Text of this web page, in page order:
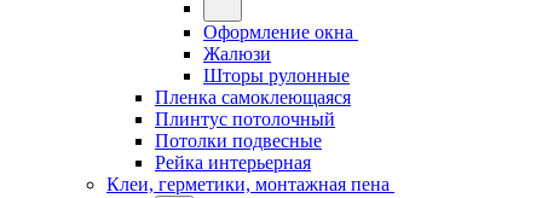
Оформление окна
Жалюзи
Шторы рулонные
Пленка самоклеющаяся
Плинтус потолочный
Потолки подвесные
Рейка интерьерная
Клеи, герметики, монтажная пена